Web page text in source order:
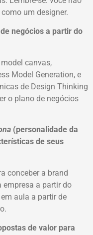
um designer.
negócios a partir do
canvas,
Model Generation, e
de Design Thinking
o plano de negócios
(personalidade da
de seus
conceber a brand
empresa a partir do
aula a partir de
de valor para